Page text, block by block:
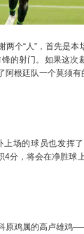
个“人”，首先是本
的射门。如果这次
根廷队一个莫须
场的球员也发挥
分，将会在净胜球
鸡属的高卢雄鸡